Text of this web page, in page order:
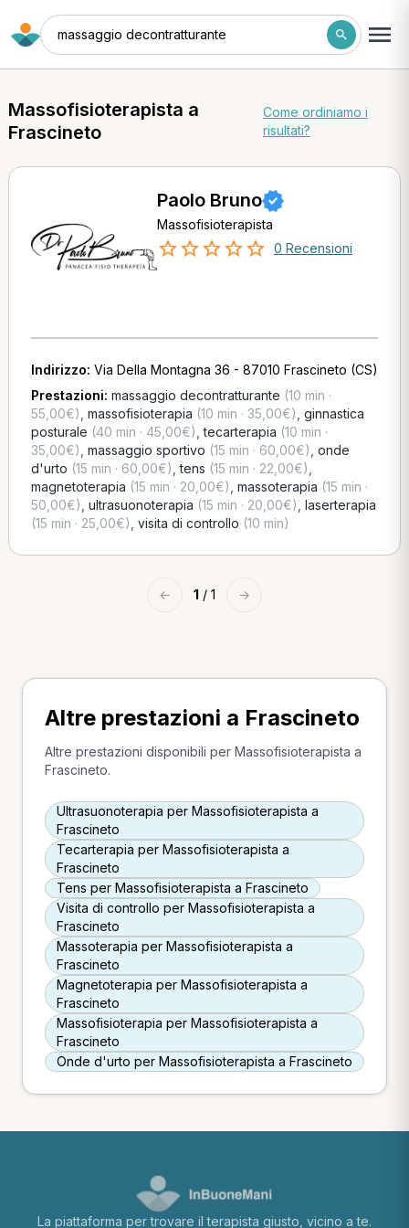
massaggio decontratturante
Massofisioterapista a
Frascineto
Come ordiniamo i
risultati?
Paolo Bruno
Massofisioterapista
0 Recensioni
Indirizzo: Via Della Montagna 36 - 87010 Frascineto (CS)
Prestazioni: massaggio decontratturante (10 min ·
55,00€) massofisioterapia (10 min · 35,00€) ginnastica
posturale (40 min · 45,00€) ,tecarterapia (10 min ·
35,00€) massaggio sportivo (15 min · 60,00€) onde
d'urto (15 min · 60,00€) ,tens (15 min · 22,00€)
magnetoterapia (15 min · 20,00€) massoterapia (15 min ·
50,00€) ultrasuonoterapia (15 min · 20,00€) laserterapia
(15 min · 25,00€) visita di controllo (10 min)
← 1 / 1 →
Altre prestazioni a Frascineto
Altre prestazioni disponibili per Massofisioterapista a
Frascineto.
Ultrasuonoterapia per Massofisioterapista a
Frascineto
Tecarterapia per Massofisioterapista a
Frascineto
Tens per Massofisioterapista a Frascineto
Visita di controllo per Massofisioterapista a
Frascineto
Massoterapia per Massofisioterapista a
Frascineto
Magnetoterapia per Massofisioterapista a
Frascineto
Massofisioterapia per Massofisioterapista a
Frascineto
Onde d'urto per Massofisioterapista a Frascineto
La piattaforma per trovare il terapista giusto, vicino a te.